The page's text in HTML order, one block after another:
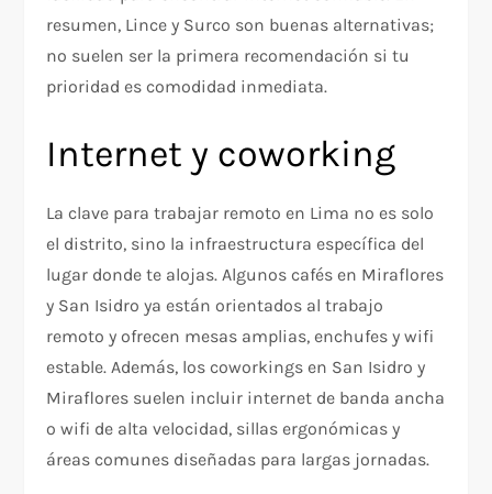
resumen, Lince y Surco son buenas alternativas;
no suelen ser la primera recomendación si tu
prioridad es comodidad inmediata.
Internet y coworking
La clave para trabajar remoto en Lima no es solo
el distrito, sino la infraestructura específica del
lugar donde te alojas. Algunos cafés en Miraflores
y San Isidro ya están orientados al trabajo
remoto y ofrecen mesas amplias, enchufes y wifi
estable. Además, los coworkings en San Isidro y
Miraflores suelen incluir internet de banda ancha
o wifi de alta velocidad, sillas ergonómicas y
áreas comunes diseñadas para largas jornadas.